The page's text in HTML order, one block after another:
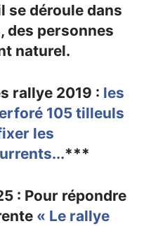
se déroule dans
des personnes
naturel.
rallye 2019 : les
105 tilleuls
les
***
: Pour répondre
« Le rallye